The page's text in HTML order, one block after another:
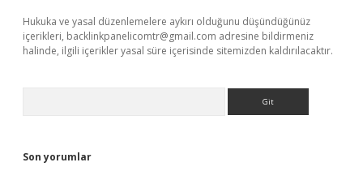
Hukuka ve yasal düzenlemelere aykırı olduğunu düşündüğünüz
içerikleri, backlinkpanelicomtr@gmail.com adresine bildirmeniz
halinde, ilgili içerikler yasal süre içerisinde sitemizden kaldırılacaktır.
Son yorumlar